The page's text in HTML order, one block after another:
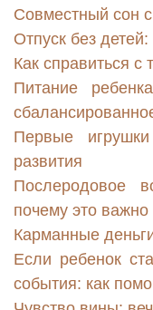
Совместный сон
Отпуск без
Как справиться с
Питание
Первые
развития
Послеродовое
почему это важно
Карманные
Если ребенок
события: как